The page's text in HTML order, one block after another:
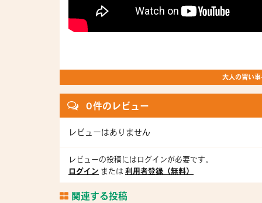
大人の習い
0 件のレビュー
レビューはありません
レビューの投稿にはログインが必要です。
ログイン または 利用者登録（無料）
関連する投稿